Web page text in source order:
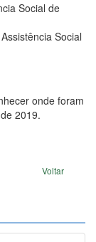
Social de
Social
onde foram
2019.
Voltar